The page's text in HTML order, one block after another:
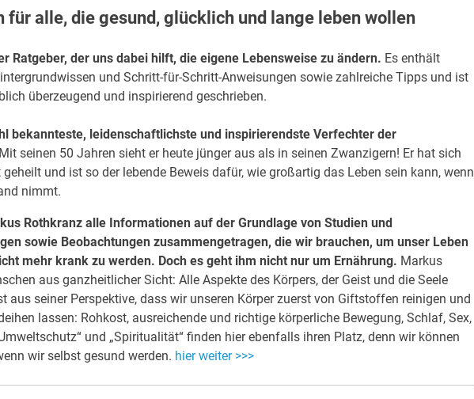
für alle, die gesund, glücklich und lange leben wollen
Ratgeber, der uns dabei hilft, die eigene Lebensweise zu ändern. Es enthält
und Schritt-für-Schritt-Anweisungen sowie zahlreiche Tipps und ist
überzeugend und inspirierend geschrieben.
bekannteste, leidenschaftlichste und inspirierendste Verfechter der
Mit seinen 50 Jahren sieht er heute jünger aus als in seinen Zwanzigern! Er hat sich
und ist so der lebende Beweis dafür, wie großartig das Leben sein kann, wenn
nimmt.
Rothkranz alle Informationen auf der Grundlage von Studien und
sowie Beobachtungen zusammengetragen, die wir brauchen, um unser Leben
mehr krank zu werden. Doch es geht ihm nicht nur um Ernährung. Markus
aus ganzheitlicher Sicht: Alle Aspekte des Körpers, der Geist und die Seele
aus seiner Perspektive, dass wir unseren Körper zuerst von Giftstoffen reinigen und
lassen: Rohkost, ausreichende und richtige körperliche Bewegung, Schlaf, Sex,
und „Spiritualität“ finden hier ebenfalls ihren Platz, denn wir können
wir selbst gesund werden. hier weiter >>>